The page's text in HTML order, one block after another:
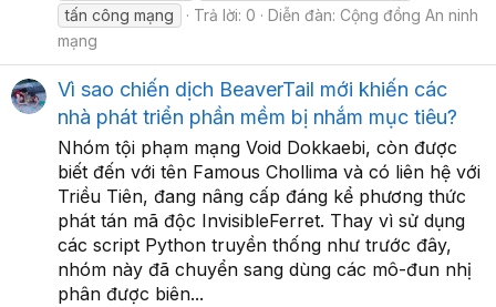
tấn công mạng
Trả lời: 0 Diễn đàn: Cộng đồng An ninh
mạng
Vì sao chiến dịch BeaverTail mới khiến các
nhà phát triển phần mềm bị nhắm mục tiêu?
Nhóm tội phạm mạng Void Dokkaebi, còn được
biết đến với tên Famous Chollima và có liên hệ với
Triều Tiên, đang nâng cấp đáng kể phương thức
phát tán mã độc InvisibleFerret. Thay vì sử dụng
các script Python truyền thống như trước đây,
nhóm này đã chuyển sang dùng các mô-đun nhị
phân được biên...